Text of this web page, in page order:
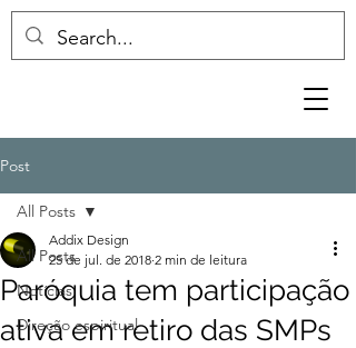
Post
All Posts
Notícias
Direção espiritual
All Posts
Paróquia tem participação
ativa em retiro das SMPs
Addix Design
25 de jul. de 2018 2 min de leitura